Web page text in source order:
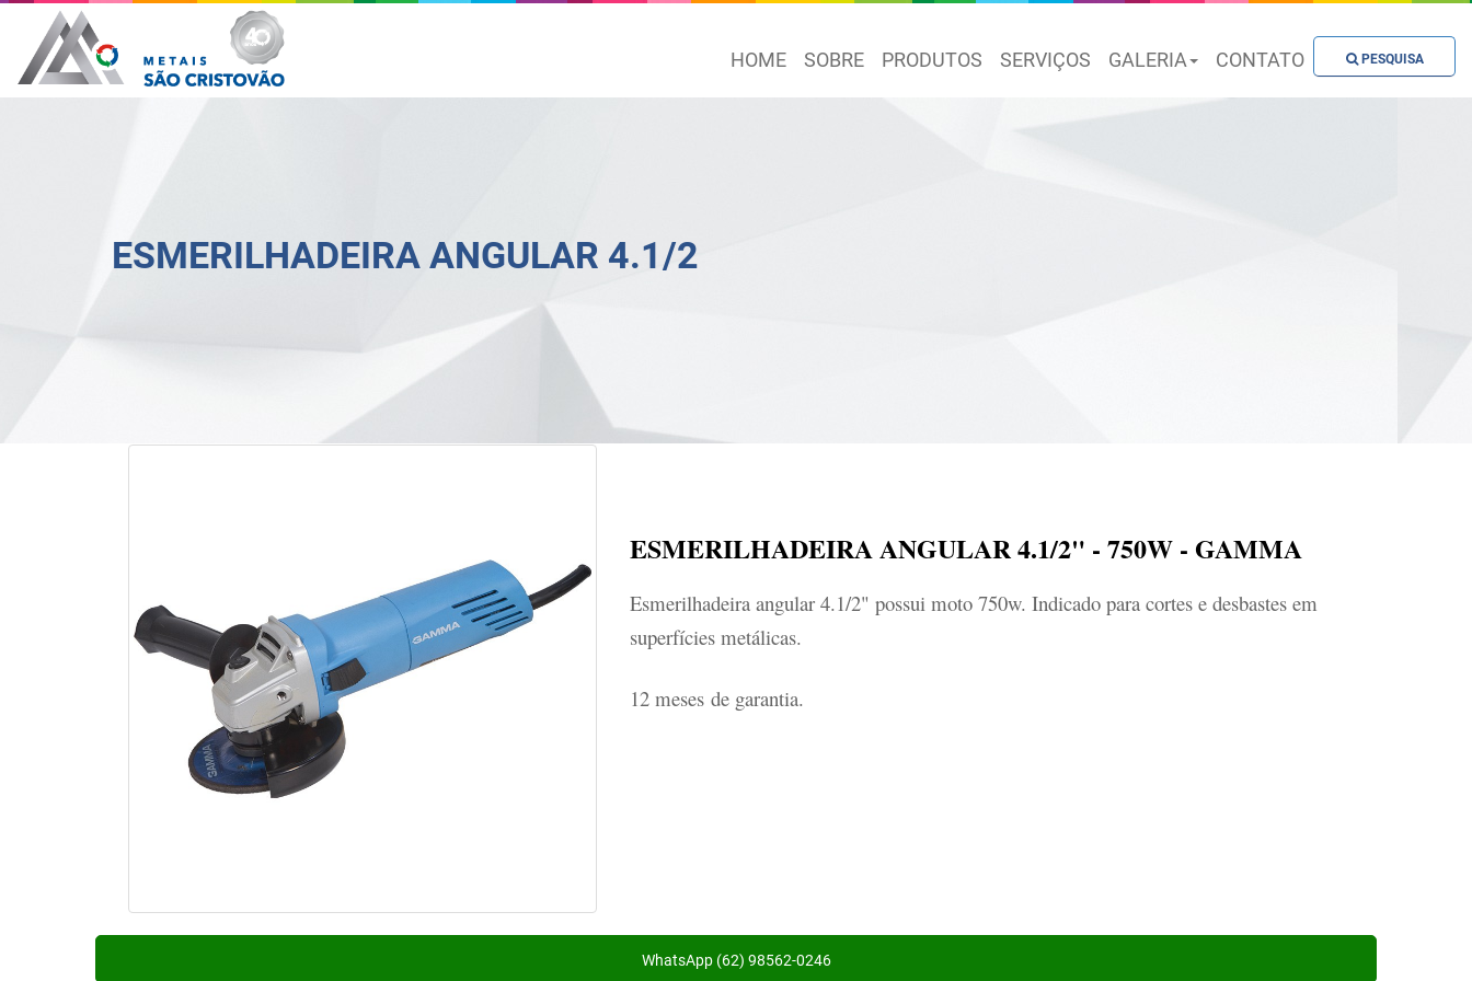
HOME SOBRE PRODUTOS SERVIÇOS GALERIA CONTATO PESQUISA
ESMERILHADEIRA ANGULAR 4.1/2
ESMERILHADEIRA ANGULAR 4.1/2" - 750W - GAMMA
Esmerilhadeira angular 4.1/2" possui moto 750w. Indicado para cortes e desbastes em
superfícies metálicas.
12 meses de garantia.
WhatsApp (62) 98562-0246